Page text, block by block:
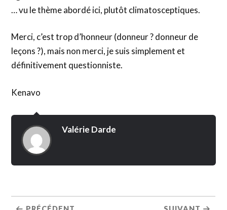
… vu le thème abordé ici, plutôt climatosceptiques.
Merci, c’est trop d’honneur (donneur ? donneur de
leçons ?), mais non merci, je suis simplement et
définitivement questionniste.
Kenavo
Valérie Darde